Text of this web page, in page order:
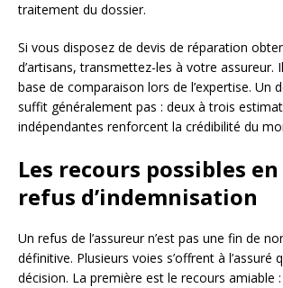
traitement du dossier.
Si vous disposez de devis de réparation
d’artisans, transmettez-les à votre assureur.
base de comparaison lors de l’expertise. Un
suffit généralement pas : deux à trois
indépendantes renforcent la crédibilité du
Les recours possibles en
refus d’indemnisation
Un refus de l’assureur n’est pas une fin de
définitive. Plusieurs voies s’offrent à l’assuré
décision. La première est le recours amiable